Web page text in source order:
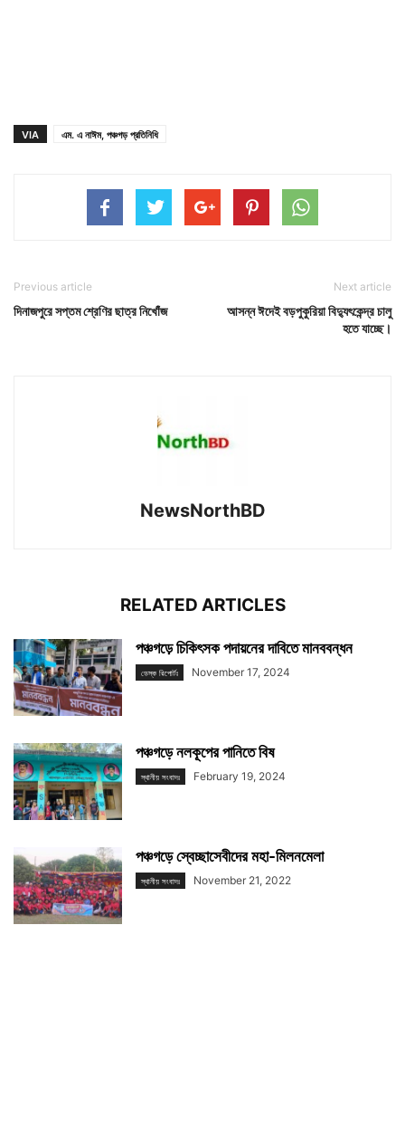
VIA এম. এ নাঈম, পঞ্চগড় প্রতিনিধি
Previous article
দিনাজপুরে সপ্তম শ্রেণির ছাত্র নিখোঁজ
Next article
আসন্ন ঈদেই বড়পুকুরিয়া বিদ্যুৎকেন্দ্র চালু
হতে যাচ্ছে।
NewsNorthBD
RELATED ARTICLES
পঞ্চগড়ে চিকিৎসক পদায়নের দাবিতে মানববন্ধন
ডেস্ক রিপোর্টঃ November 17, 2024
পঞ্চগড়ে নলকূপের পানিতে বিষ
স্থানীয় সংবাদঃ February 19, 2024
পঞ্চগড়ে স্বেচ্ছাসেবীদের মহা-মিলনমেলা
স্থানীয় সংবাদঃ November 21, 2022